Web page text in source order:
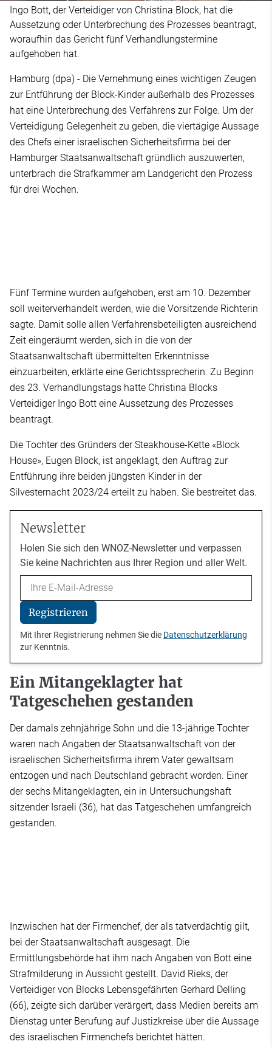
Ingo Bott, der Verteidiger von Christina Block, hat die
Aussetzung oder Unterbrechung des Prozesses beantragt,
woraufhin das Gericht fünf Verhandlungstermine
aufgehoben hat.
Hamburg (dpa) - Die Vernehmung eines wichtigen Zeugen
zur Entführung der Block-Kinder außerhalb des Prozesses
hat eine Unterbrechung des Verfahrens zur Folge. Um der
Verteidigung Gelegenheit zu geben, die viertägige Aussage
des Chefs einer israelischen Sicherheitsfirma bei der
Hamburger Staatsanwaltschaft gründlich auszuwerten,
unterbrach die Strafkammer am Landgericht den Prozess
für drei Wochen.
Fünf Termine wurden aufgehoben, erst am 10. Dezember
soll weiterverhandelt werden, wie die Vorsitzende Richterin
sagte. Damit solle allen Verfahrensbeteiligten ausreichend
Zeit eingeräumt werden, sich in die von der
Staatsanwaltschaft übermittelten Erkenntnisse
einzuarbeiten, erklärte eine Gerichtssprecherin. Zu Beginn
des 23. Verhandlungstags hatte Christina Blocks
Verteidiger Ingo Bott eine Aussetzung des Prozesses
beantragt.
Die Tochter des Gründers der Steakhouse-Kette «Block
House», Eugen Block, ist angeklagt, den Auftrag zur
Entführung ihre beiden jüngsten Kinder in der
Silvesternacht 2023/24 erteilt zu haben. Sie bestreitet das.
Newsletter
Holen Sie sich den WNOZ-Newsletter und verpassen
Sie keine Nachrichten aus Ihrer Region und aller Welt.
Email
Registrieren
Mit Ihrer Registrierung nehmen Sie die Datenschutzerklärung
zur Kenntnis.
Ein Mitangeklagter hat
Tatgeschehen gestanden
Der damals zehnjährige Sohn und die 13-jährige Tochter
waren nach Angaben der Staatsanwaltschaft von der
israelischen Sicherheitsfirma ihrem Vater gewaltsam
entzogen und nach Deutschland gebracht worden. Einer
der sechs Mitangeklagten, ein in Untersuchungshaft
sitzender Israeli (36), hat das Tatgeschehen umfangreich
gestanden.
Inzwischen hat der Firmenchef, der als tatverdächtig gilt,
bei der Staatsanwaltschaft ausgesagt. Die
Ermittlungsbehörde hat ihm nach Angaben von Bott eine
Strafmilderung in Aussicht gestellt. David Rieks, der
Verteidiger von Blocks Lebensgefährten Gerhard Delling
(66), zeigte sich darüber verärgert, dass Medien bereits am
Dienstag unter Berufung auf Justizkreise über die Aussage
des israelischen Firmenchefs berichtet hätten.